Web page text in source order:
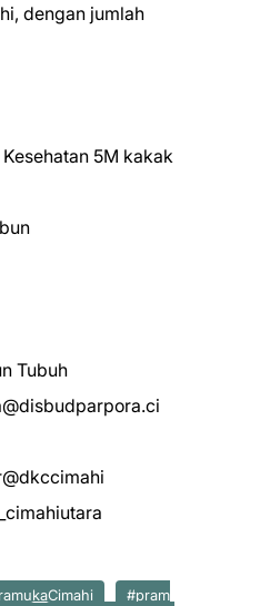
dengan jumlah
5M kakak
Tubuh
#pram